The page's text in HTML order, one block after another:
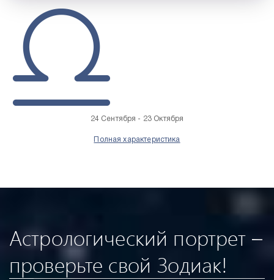
24 Сентября - 23 Октября
Полная характеристика
Астрологический портрет –
проверьте свой Зодиак!